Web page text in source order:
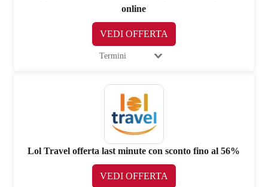
online
VEDI OFFERTA
Termini
Lol Travel offerta last minute con sconto fino al 56%
VEDI OFFERTA